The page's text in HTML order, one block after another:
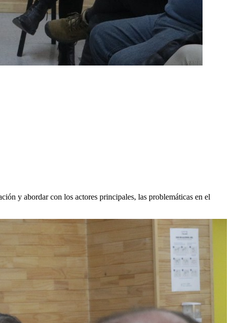
y abordar con los actores principales, las problemáticas en el